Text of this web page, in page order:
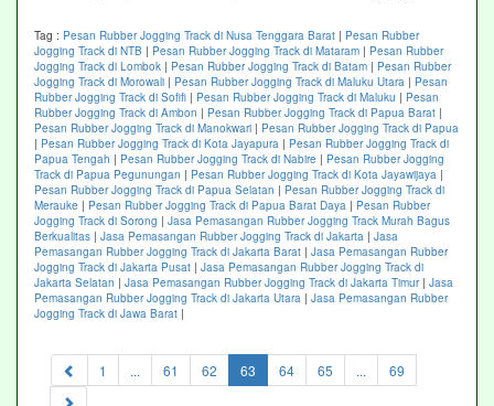
Tag : Pesan Rubber Jogging Track di Nusa Tenggara Barat | Pesan Rubber
Jogging Track di NTB | Pesan Rubber Jogging Track di Mataram | Pesan Rubber
Jogging Track di Lombok | Pesan Rubber Jogging Track di Batam | Pesan Rubber
Jogging Track di Morowali | Pesan Rubber Jogging Track di Maluku Utara | Pesan
Rubber Jogging Track di Sofifi | Pesan Rubber Jogging Track di Maluku | Pesan
Rubber Jogging Track di Ambon | Pesan Rubber Jogging Track di Papua Barat |
Pesan Rubber Jogging Track di Manokwari | Pesan Rubber Jogging Track di Papua
| Pesan Rubber Jogging Track di Kota Jayapura | Pesan Rubber Jogging Track di
Papua Tengah | Pesan Rubber Jogging Track di Nabire | Pesan Rubber Jogging
Track di Papua Pegunungan | Pesan Rubber Jogging Track di Kota Jayawijaya |
Pesan Rubber Jogging Track di Papua Selatan | Pesan Rubber Jogging Track di
Merauke | Pesan Rubber Jogging Track di Papua Barat Daya | Pesan Rubber
Jogging Track di Sorong | Jasa Pemasangan Rubber Jogging Track Murah Bagus
Berkualitas | Jasa Pemasangan Rubber Jogging Track di Jakarta | Jasa
Pemasangan Rubber Jogging Track di Jakarta Barat | Jasa Pemasangan Rubber
Jogging Track di Jakarta Pusat | Jasa Pemasangan Rubber Jogging Track di
Jakarta Selatan | Jasa Pemasangan Rubber Jogging Track di Jakarta Timur| Jasa
Pemasangan Rubber Jogging Track di Jakarta Utara | Jasa Pemasangan Rubber
Jogging Track di Jawa Barat |
1 ... 61 62 63 (current)
64 65 ... 69